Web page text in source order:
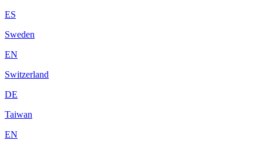
ES
Sweden
EN
Switzerland
DE
Taiwan
EN